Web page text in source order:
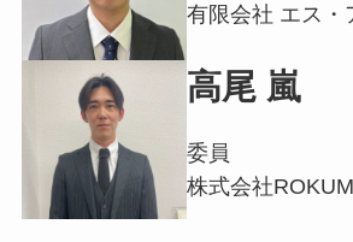
有限会社 エス・
高尾 嵐
委員
株式会社